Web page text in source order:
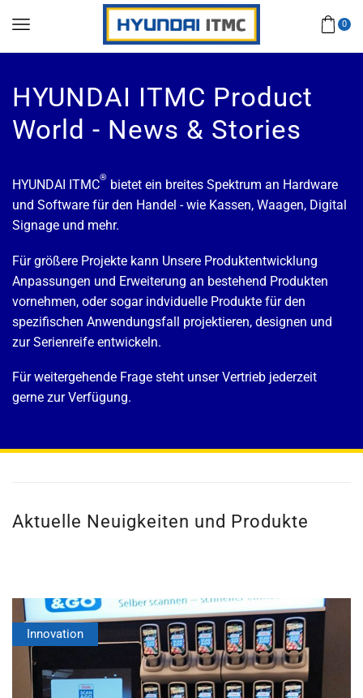
0
HYUNDAI ITMC Product
World - News & Stories
HYUNDAI ITMC® bietet ein breites Spektrum an Hardware
und Software für den Handel - wie Kassen, Waagen, Digital
Signage und mehr.
Für größere Projekte kann Unsere Produktentwicklung
Anpassungen und Erweiterung an bestehend Produkten
vornehmen, oder sogar indviduelle Produkte für den
spezifischen Anwendungsfall projektieren, designen und
zur Serienreife entwickeln.
Für weitergehende Frage steht unser Vertrieb jederzeit
gerne zur Verfügung.
Aktuelle Neuigkeiten und Produkte
Innovation